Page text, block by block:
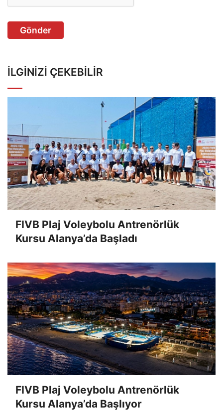
Gönder
İLGINIZI ÇEKEBILIR
FIVB Plaj Voleybolu Antrenörlük
Kursu Alanya’da Başladı
FIVB Plaj Voleybolu Antrenörlük
Kursu Alanya’da Başlıyor